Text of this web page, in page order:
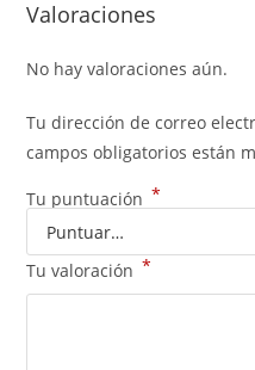
Valoraciones
No hay valoraciones aún.
Tu dirección de correo
campos obligatorios están
Tu puntuación *
Tu valoración *